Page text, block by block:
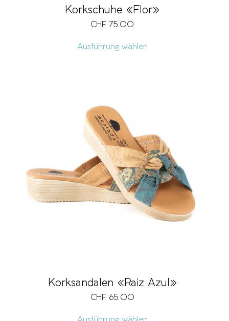
Korkschuhe «Flor»
CHF 75.00
Ausführung wählen
Korksandalen «Raiz Azul»
CHF 65.00